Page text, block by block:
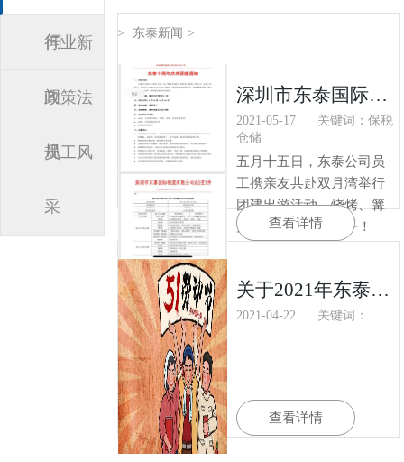
闻
行业新
闻
政策法
规
员工风
采
> 东泰新闻 >
深圳市东泰国际物流有限公司十周年团建活动！
2021-05-17
关键词：保税
仓储
五月十五日，东泰公司员
工携亲友共赴双月湾举行
团建出游活动，烧烤、篝
火、游戏，不亦乐乎！
查看详情
关于2021年东泰国际五一劳动节假期安排
2021-04-22 关键词：
查看详情